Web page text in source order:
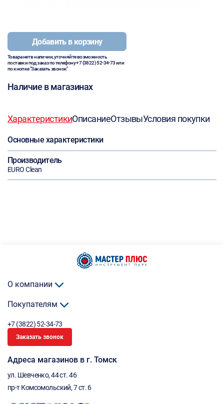
Добавить в корзину
Товара нет в наличии, уточняйте возможность
поставки под заказ по телефону+7 (3822) 52-34-73или
по кнопке "Заказать звонок"
Наличие в магазинах
ХарактеристикиОписаниеОтзывыУсловия покупки
Основные характеристики
Производитель
EURO Clean
О компании
Покупателям
+7 (3822) 52-34-73
Заказать звонок
Адреса магазинов в г. Томск
ул. Шевченко, 44 ст. 46
пр-т Комсомольский, 7 ст. 6